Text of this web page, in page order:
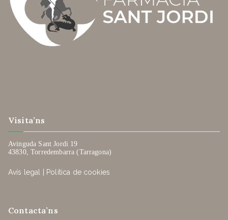
Visita’ns
Avinguda Sant Jordi 19
43830, Torredembarra (Tarragona)
Avís legal Política de cookies
Contacta’ns